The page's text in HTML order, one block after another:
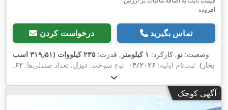
افزوده
درخواست کردن تماس بگیرید
وضعیت: نو, کارکرد: ۱ کیلومتر , قدرت:
۲۳۵ کیلووات (۳۱۹٫۵۱ اسب
بخار), ثبت‌نام اولیه: ۰۴/۲۰۲۶ , نوع سوخت: دیزل, تعداد صندلی‌ها: ۶۲,
, کلاس انتشار:
رتاردر, طول کل:۱۳٬۰۰۰ میلی‌متر , ارتفاع کل:۳٬۵۰۰ میلی‌متر
, سال
اِی‌بی‌اِس‎, تهویه مطبوع, کروز کنترل,
آگهی کوچک